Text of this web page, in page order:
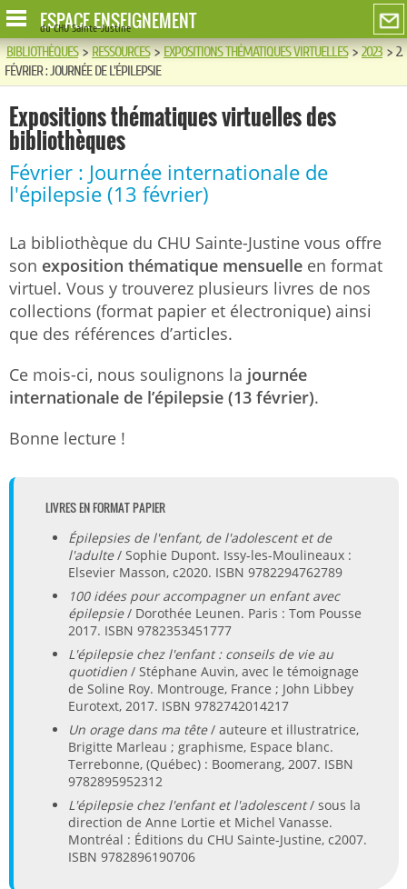
ESPACE ENSEIGNEMENT
du CHU Sainte-Justine
BIBLIOTHÈQUES>RESSOURCES>EXPOSITIONS THÉMATIQUES VIRTUELLES>2023>2.
FÉVRIER : JOURNÉE DE L'ÉPILEPSIE
Expositions thématiques virtuelles des
bibliothèques
Février : Journée internationale de
l'épilepsie (13 février)
La bibliothèque du CHU Sainte-Justine vous offre
son exposition thématique mensuelle en format
virtuel. Vous y trouverez plusieurs livres de nos
collections (format papier et électronique) ainsi
que des références d’articles.
Ce mois-ci, nous soulignons la journée
internationale de l’épilepsie (13 février).
Bonne lecture !
LIVRES EN FORMAT PAPIER
Épilepsies de l'enfant, de l'adolescent et de
l'adulte/ Sophie Dupont. Issy-les-Moulineaux :
Elsevier Masson, c2020. ISBN 9782294762789
100 idées pour accompagner un enfant avec
épilepsie/ Dorothée Leunen. Paris : Tom Pousse
2017. ISBN 9782353451777
L'épilepsie chez l'enfant : conseils de vie au
quotidien / Stéphane Auvin, avec le témoignage
de Soline Roy. Montrouge, France ; John Libbey
Eurotext, 2017. ISBN 9782742014217
Un orage dans ma tête/ auteure et illustratrice,
Brigitte Marleau ; graphisme, Espace blanc.
Terrebonne, (Québec) : Boomerang, 2007. ISBN
9782895952312
L'épilepsie chez l'enfant et l'adolescent/ sous la
direction de Anne Lortie et Michel Vanasse.
Montréal : Éditions du CHU Sainte-Justine, c2007.
ISBN 9782896190706